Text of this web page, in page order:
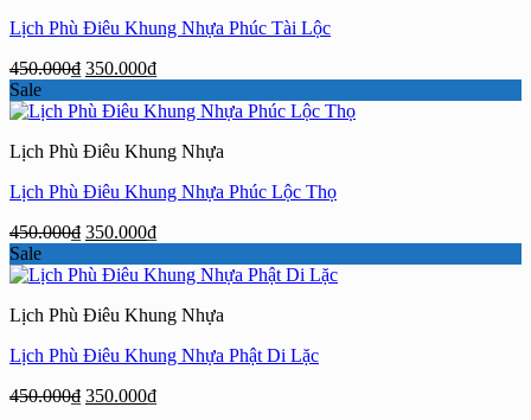
Lịch Phù Điêu Khung Nhựa Phúc Tài Lộc
450.000₫ Giá
là:
350.000₫Giá
tại
350.000₫.
Sale
Lịch Phù Điêu Khung Nhựa
Lịch Phù Điêu Khung Nhựa Phúc Lộc Thọ
450.000₫ Giá
là:
350.000₫Giá
tại
350.000₫.
Sale
Lịch Phù Điêu Khung Nhựa
Lịch Phù Điêu Khung Nhựa Phật Di Lặc
450.000₫ Giá
350.000₫Giá